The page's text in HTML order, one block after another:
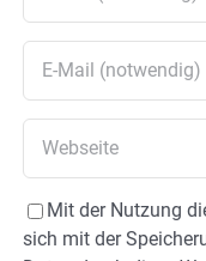
Mit der Nutzung
sich mit der